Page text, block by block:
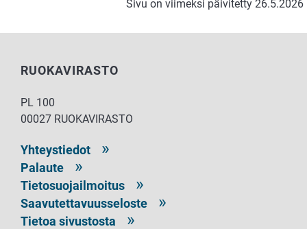
Sivu on viimeksi päivitetty 26.5.2026
RUOKAVIRASTO
PL 100
00027 RUOKAVIRASTO
Yhteystiedot
Palaute
Tietosuojailmoitus
Saavutettavuusseloste
Tietoa sivustosta